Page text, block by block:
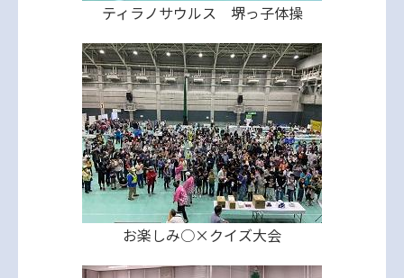
ティラノサウルス 堺っ子体操
お楽しみ○×クイズ大会